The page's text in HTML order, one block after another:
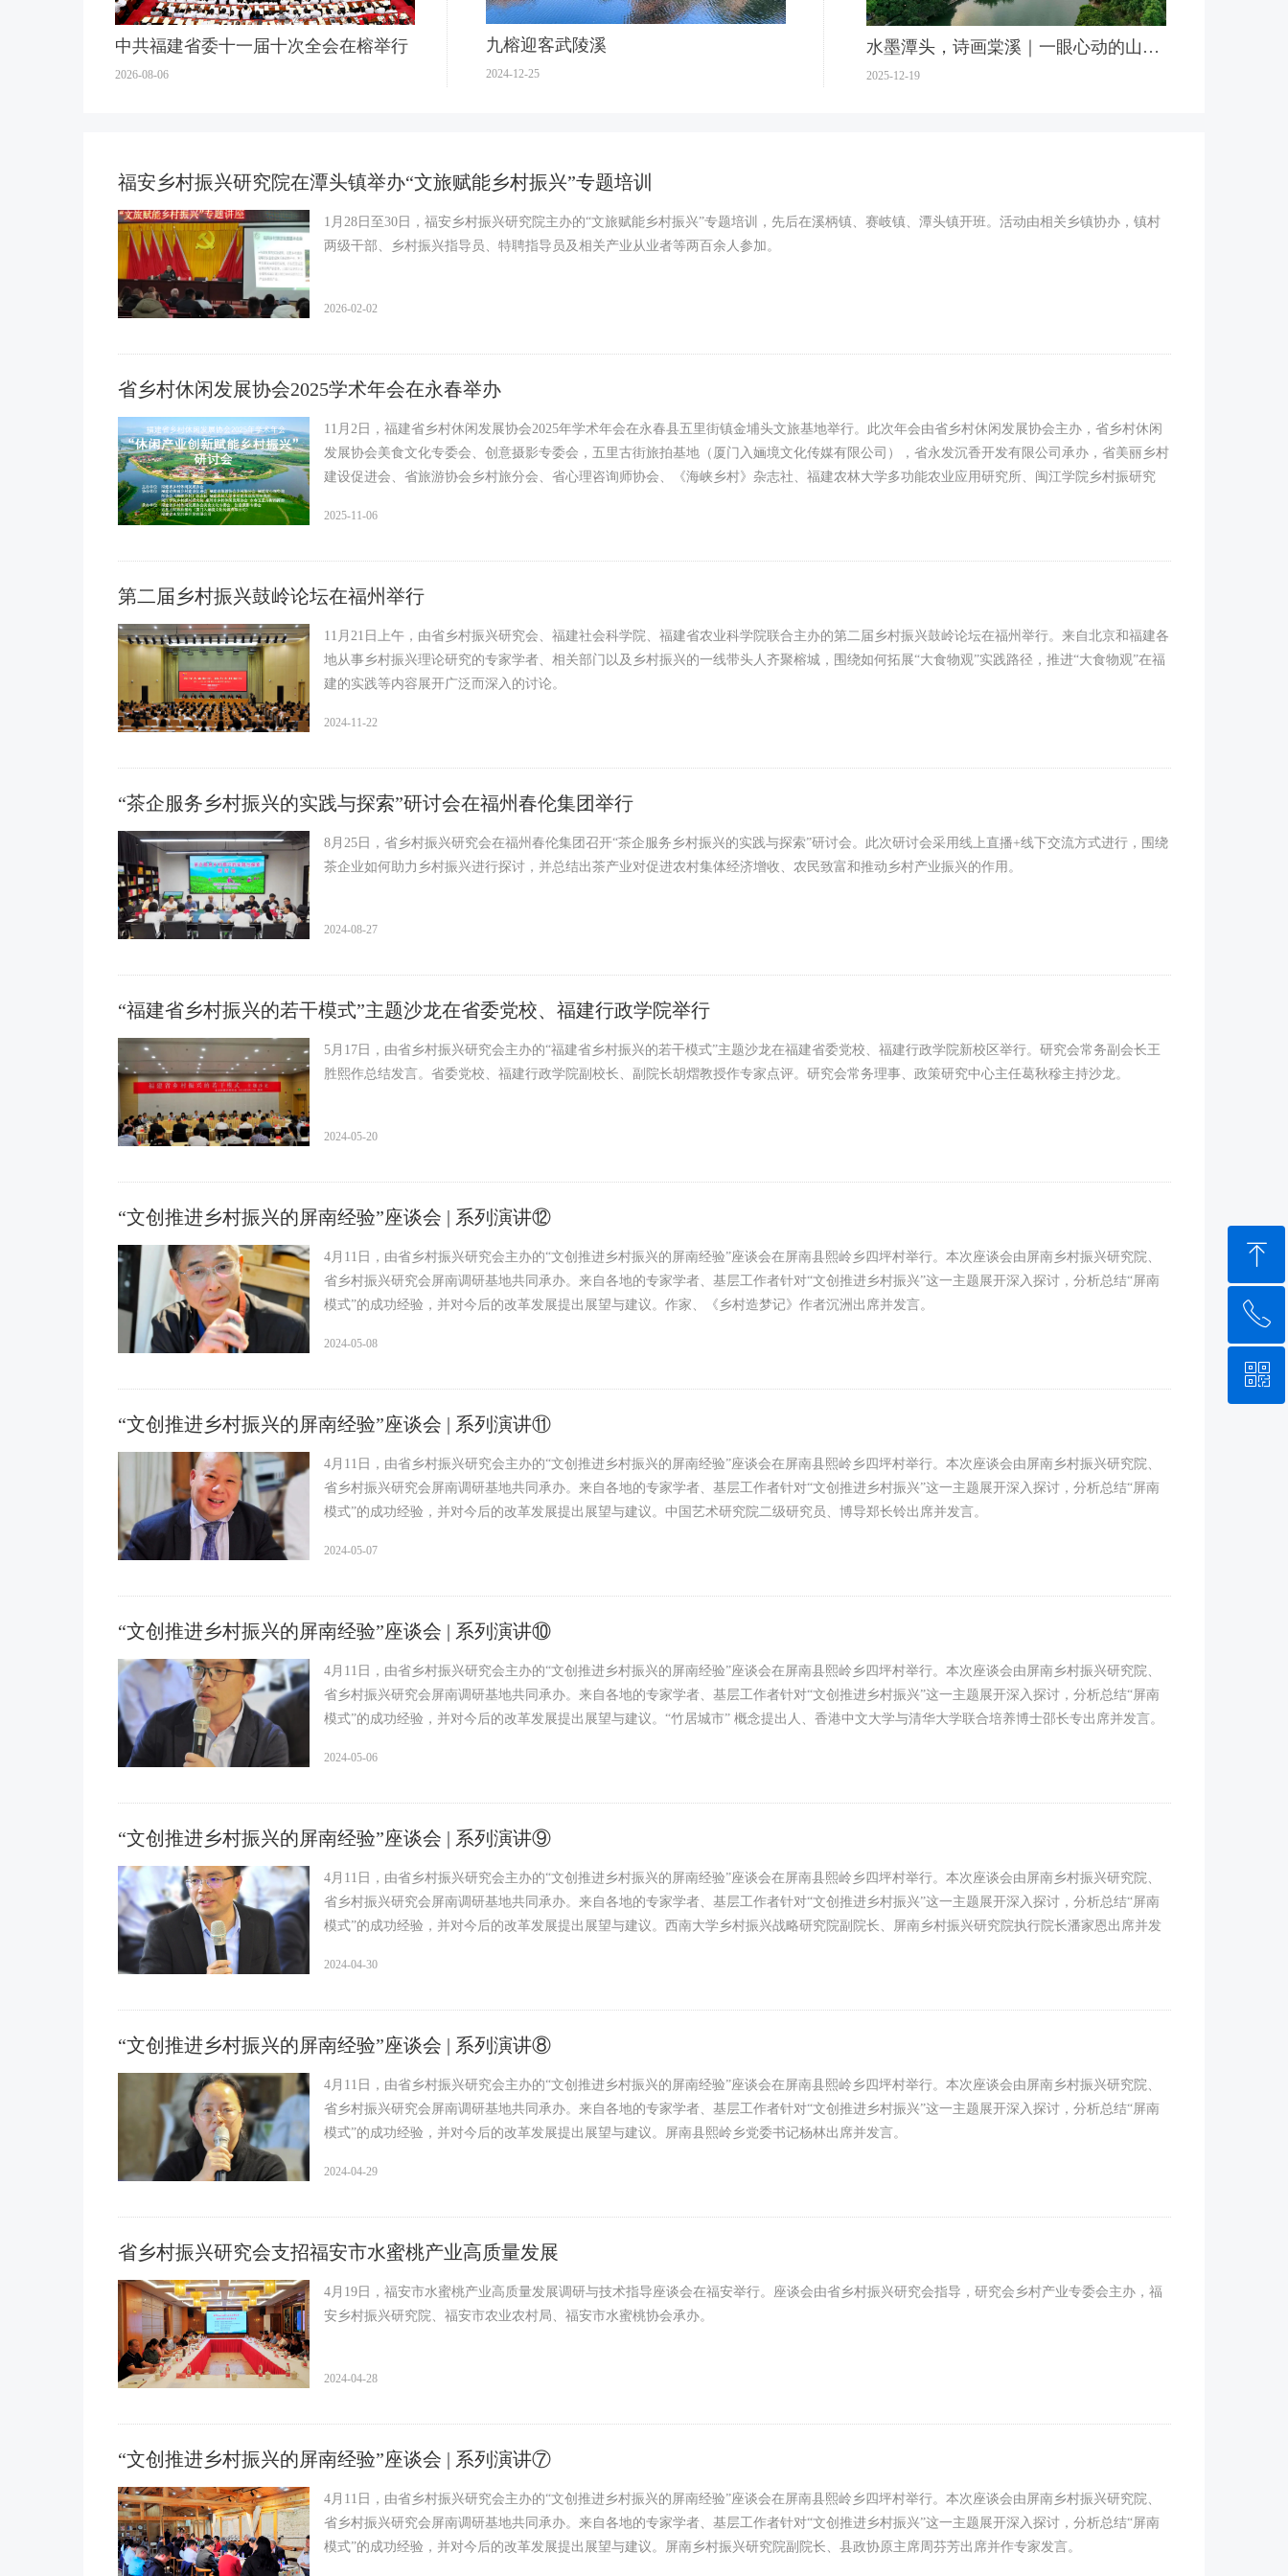
数据分析
中共福建省委十一届十次全会在榕举行
2026-08-06
九榕迎客武陵溪
2024-12-25
水墨潭头，诗画棠溪｜一眼心动的山水
秘境
2025-12-19
福安乡村振兴研究院在潭头镇举办“文旅赋能乡村振兴”专题培训
1月28日至30日，福安乡村振兴研究院主办的“文旅赋能乡村振兴”专题培训，先后在溪柄镇、赛岐镇、潭头镇开班。活动由相关乡镇协办，镇村
两级干部、乡村振兴指导员、特聘指导员及相关产业从业者等两百余人参加。
2026-02-02
省乡村休闲发展协会2025学术年会在永春举办
11月2日，福建省乡村休闲发展协会2025年学术年会在永春县五里街镇金埔头文旅基地举行。此次年会由省乡村休闲发展协会主办，省乡村休闲
发展协会美食文化专委会、创意摄影专委会，五里古街旅拍基地（厦门入婳境文化传媒有限公司），省永发沉香开发有限公司承办，省美丽乡村
建设促进会、省旅游协会乡村旅分会、省心理咨询师协会、《海峡乡村》杂志社、福建农林大学多功能农业应用研究所、闽江学院乡村振研究
2025-11-06
第二届乡村振兴鼓岭论坛在福州举行
11月21日上午，由省乡村振兴研究会、福建社会科学院、福建省农业科学院联合主办的第二届乡村振兴鼓岭论坛在福州举行。来自北京和福建各
地从事乡村振兴理论研究的专家学者、相关部门以及乡村振兴的一线带头人齐聚榕城，围绕如何拓展“大食物观”实践路径，推进“大食物观”在福
建的实践等内容展开广泛而深入的讨论。
2024-11-22
“茶企服务乡村振兴的实践与探索”研讨会在福州春伦集团举行
8月25日，省乡村振兴研究会在福州春伦集团召开“茶企服务乡村振兴的实践与探索”研讨会。此次研讨会采用线上直播+线下交流方式进行，围绕
茶企业如何助力乡村振兴进行探讨，并总结出茶产业对促进农村集体经济增收、农民致富和推动乡村产业振兴的作用。
2024-08-27
“福建省乡村振兴的若干模式”主题沙龙在省委党校、福建行政学院举行
5月17日，由省乡村振兴研究会主办的“福建省乡村振兴的若干模式”主题沙龙在福建省委党校、福建行政学院新校区举行。研究会常务副会长王
胜熙作总结发言。省委党校、福建行政学院副校长、副院长胡熠教授作专家点评。研究会常务理事、政策研究中心主任葛秋穇主持沙龙。
2024-05-20
“文创推进乡村振兴的屏南经验”座谈会 | 系列演讲⑫
4月11日，由省乡村振兴研究会主办的“文创推进乡村振兴的屏南经验”座谈会在屏南县熙岭乡四坪村举行。本次座谈会由屏南乡村振兴研究院、
省乡村振兴研究会屏南调研基地共同承办。来自各地的专家学者、基层工作者针对“文创推进乡村振兴”这一主题展开深入探讨，分析总结“屏南
模式”的成功经验，并对今后的改革发展提出展望与建议。作家、《乡村造梦记》作者沉洲出席并发言。
2024-05-08
“文创推进乡村振兴的屏南经验”座谈会 | 系列演讲⑪
4月11日，由省乡村振兴研究会主办的“文创推进乡村振兴的屏南经验”座谈会在屏南县熙岭乡四坪村举行。本次座谈会由屏南乡村振兴研究院、
省乡村振兴研究会屏南调研基地共同承办。来自各地的专家学者、基层工作者针对“文创推进乡村振兴”这一主题展开深入探讨，分析总结“屏南
模式”的成功经验，并对今后的改革发展提出展望与建议。中国艺术研究院二级研究员、博导郑长铃出席并发言。
2024-05-07
“文创推进乡村振兴的屏南经验”座谈会 | 系列演讲⑩
4月11日，由省乡村振兴研究会主办的“文创推进乡村振兴的屏南经验”座谈会在屏南县熙岭乡四坪村举行。本次座谈会由屏南乡村振兴研究院、
省乡村振兴研究会屏南调研基地共同承办。来自各地的专家学者、基层工作者针对“文创推进乡村振兴”这一主题展开深入探讨，分析总结“屏南
模式”的成功经验，并对今后的改革发展提出展望与建议。“竹居城市” 概念提出人、香港中文大学与清华大学联合培养博士邵长专出席并发言。
2024-05-06
“文创推进乡村振兴的屏南经验”座谈会 | 系列演讲⑨
4月11日，由省乡村振兴研究会主办的“文创推进乡村振兴的屏南经验”座谈会在屏南县熙岭乡四坪村举行。本次座谈会由屏南乡村振兴研究院、
省乡村振兴研究会屏南调研基地共同承办。来自各地的专家学者、基层工作者针对“文创推进乡村振兴”这一主题展开深入探讨，分析总结“屏南
模式”的成功经验，并对今后的改革发展提出展望与建议。西南大学乡村振兴战略研究院副院长、屏南乡村振兴研究院执行院长潘家恩出席并发
2024-04-30
“文创推进乡村振兴的屏南经验”座谈会 | 系列演讲⑧
4月11日，由省乡村振兴研究会主办的“文创推进乡村振兴的屏南经验”座谈会在屏南县熙岭乡四坪村举行。本次座谈会由屏南乡村振兴研究院、
省乡村振兴研究会屏南调研基地共同承办。来自各地的专家学者、基层工作者针对“文创推进乡村振兴”这一主题展开深入探讨，分析总结“屏南
模式”的成功经验，并对今后的改革发展提出展望与建议。屏南县熙岭乡党委书记杨林出席并发言。
2024-04-29
省乡村振兴研究会支招福安市水蜜桃产业高质量发展
4月19日，福安市水蜜桃产业高质量发展调研与技术指导座谈会在福安举行。座谈会由省乡村振兴研究会指导，研究会乡村产业专委会主办，福
安乡村振兴研究院、福安市农业农村局、福安市水蜜桃协会承办。
2024-04-28
“文创推进乡村振兴的屏南经验”座谈会 | 系列演讲⑦
4月11日，由省乡村振兴研究会主办的“文创推进乡村振兴的屏南经验”座谈会在屏南县熙岭乡四坪村举行。本次座谈会由屏南乡村振兴研究院、
省乡村振兴研究会屏南调研基地共同承办。来自各地的专家学者、基层工作者针对“文创推进乡村振兴”这一主题展开深入探讨，分析总结“屏南
模式”的成功经验，并对今后的改革发展提出展望与建议。屏南乡村振兴研究院副院长、县政协原主席周芬芳出席并作专家发言。
ꁸ
回到顶部
ꂅ
0591-87888217
ꀥ